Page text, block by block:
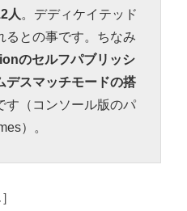
人 。デディケイテッド
るとの事です。ちなみ
のセルフパブリッシ
デスマッチモードの搭
す（コンソール版のパ
）。